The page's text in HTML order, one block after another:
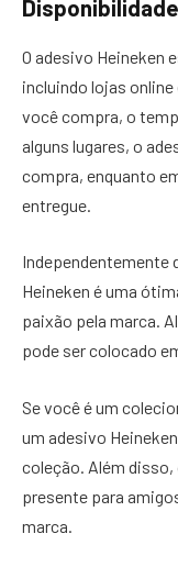
O adesivo Heineken
incluindo lojas
você compra, o
alguns lugares, o
compra, enquanto
entregue.
Independentemente
Heineken é uma
paixão pela marca.
pode ser colocado
Se você é um
um adesivo
coleção. Além
presente para
marca.